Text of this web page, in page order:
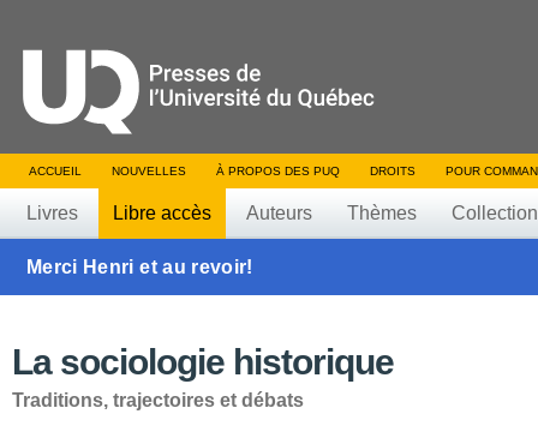
ACCUEIL NOUVELLES À PROPOS DES PUQ DROITS POUR
Livres Libre accès Auteurs Thèmes
Merci Henri et au revoir!
La sociologie historique
Traditions, trajectoires et débats